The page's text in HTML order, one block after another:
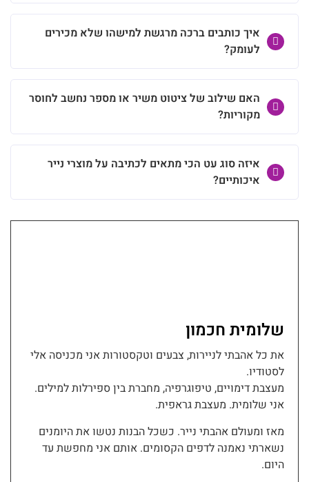
איך כותבים ברכה מרגשת למישהו שלא מכירים
לעומק?
האם שילוב של ציטוט משיר או מספר נחשב לחוסר
מקוריות?
איזה סוג עט הכי מתאים לכתיבה על מוצרי נייר
איכותיים?
שלומית חכמון
את כל אהבתי לניירות, צבעים וטקסטורות אני מכניסה אלי
לסטודיו.
מעצבת דימויים, טיפוגרפיה, מחברת בין ספירלות למילים.
אני שלומית. מעצבת גראפית.
מאז ומעולם אהבתי נייר. כשכל הבנות נטשו את היומנים
נשארתי נאמנה לדפים הקסומים. אותם אני מחפשת עד
היום.